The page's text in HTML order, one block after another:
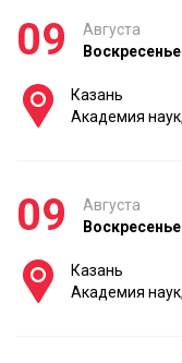
09
Августа
Воскресенье
Казань
Академия
09
Августа
Воскресенье
Казань
Академия